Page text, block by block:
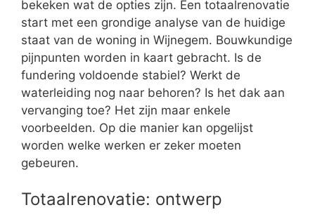
bekeken wat de opties zijn. Een totaalrenovatie
start met een grondige analyse van de huidige
staat van de woning in Wijnegem. Bouwkundige
pijnpunten worden in kaart gebracht. Is de
fundering voldoende stabiel? Werkt de
waterleiding nog naar behoren? Is het dak aan
vervanging toe? Het zijn maar enkele
voorbeelden. Op die manier kan opgelijst
worden welke werken er zeker moeten
gebeuren.
Totaalrenovatie: ontwerp